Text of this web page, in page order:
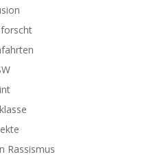
forscht
Rassismus